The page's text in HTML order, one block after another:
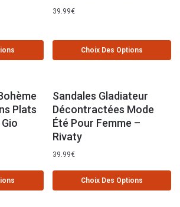
39.99€
Choix Des Options
Plats
Sandales Gladiateur
Décontractées Mode
Été Pour Femme –
Rivaty
39.99€
Choix Des Options